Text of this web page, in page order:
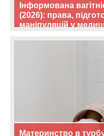
Інформована
(2026): права,
маніпуляцій у
Материнство в